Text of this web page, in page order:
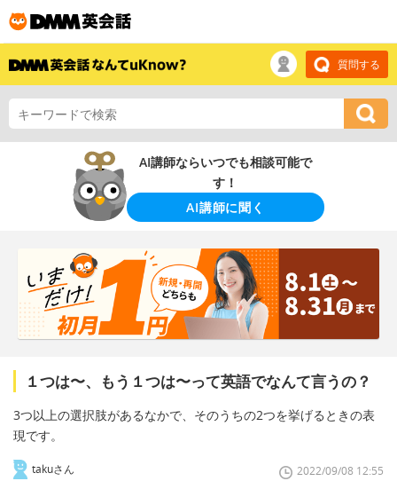
質問する
AI講師ならいつでも相談可能で
す！
AI講師に聞く
１つは〜、もう１つは〜って英語でなんて言うの？
3つ以上の選択肢があるなかで、そのうちの2つを挙げるときの表
現です。
takuさん 2022/09/08 12:55